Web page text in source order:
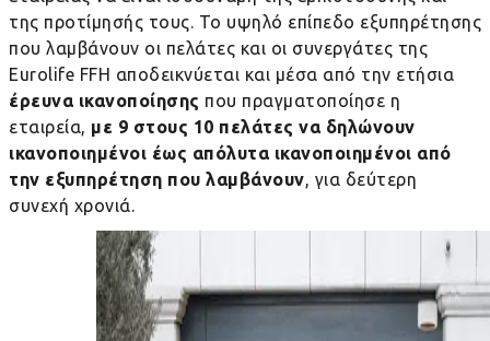
της προτίμησής τους. To υψηλό επίπεδο εξυπηρέτησης
που λαμβάνουν οι πελάτες και οι συνεργάτες της
Eurolife FFH αποδεικνύεται και μέσα από την ετήσια
έρευνα ικανοποίησης που πραγματοποίησε η
εταιρεία, με 9 στους 10 πελάτες να δηλώνουν
ικανοποιημένοι έως απόλυτα ικανοποιημένοι από
την εξυπηρέτηση που λαμβάνουν, για δεύτερη
συνεχή χρονιά.